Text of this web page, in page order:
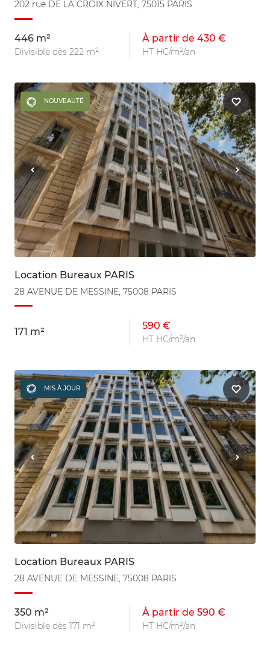
202 rue DE LA CROIX NIVERT, 75015 PARIS
446 m²
Divisible dès 222 m²
À partir de 430 €
HT HC/m²/an
NOUVEAUTÉ
Location Bureaux PARIS
28 AVENUE DE MESSINE, 75008 PARIS
171 m²
590 €
HT HC/m²/an
MIS À JOUR
Location Bureaux PARIS
28 AVENUE DE MESSINE, 75008 PARIS
350 m²
Divisible dès 171 m²
À partir de 590 €
HT HC/m²/an